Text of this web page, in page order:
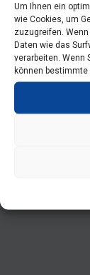
Um Ihnen ein
wie Cookies, um
zuzugreifen.
Daten wie das
verarbeiten. Wenn
können bestimmte
Zur
Prim.a
Media in